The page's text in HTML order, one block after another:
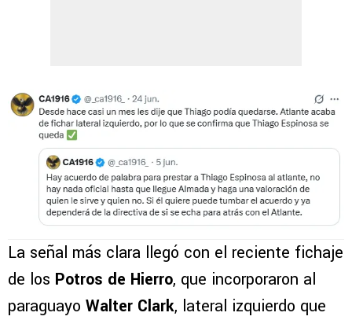
La señal más clara llegó con el reciente fichaje
de los Potros de Hierro, que incorporaron al
paraguayo Walter Clark, lateral izquierdo que